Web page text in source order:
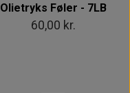
Olietryks Føler - 7LB
60,00 kr.